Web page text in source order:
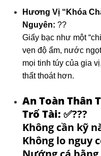
Hương Vị “Khóa
Nguyên: ??
Giấy bạc như một
vẹn độ ẩm, nước
mọi tinh túy của gia
thất thoát hơn.
An Toàn Thân
Trổ Tài: ✅?‍?‍?
Không cần kỹ
Không lo nguy